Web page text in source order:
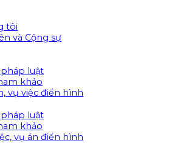
tôi
và Cộng sự
luật
khảo
vụ việc điển hình
luật
khảo
vụ án điển hình